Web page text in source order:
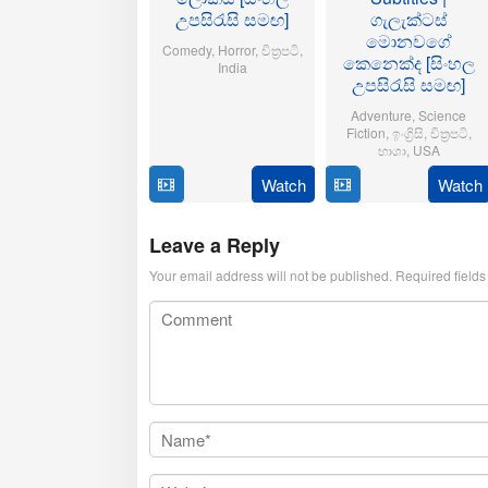
උපසිරැසි සමඟ]
Comedy, Horror, චිත්‍රපටි
India
Watch
ගැලැක්ටස්
මොනවගේ
කෙනෙක්ද [සිංහල
උපසිරැසි සමඟ]
Adventure Science
Fiction ඉංග්‍රිසි චිත්‍රපටි
භාශා, USA
Jul
Matt
Shakman
Watch
Leave a Reply
Your email address will not be published. Required